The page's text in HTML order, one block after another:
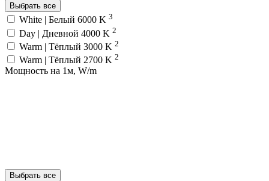
Выбрать все
White | Белый 6000 K 3
Day | Дневной 4000 K 2
Warm | Тёплый 3000 K 2
Warm | Тёплый 2700 K 2
Мощность на 1м, W/m
Выбрать все